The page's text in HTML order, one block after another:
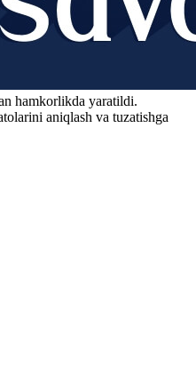
hamkorlikda yaratildi.
aniqlash va tuzatishga